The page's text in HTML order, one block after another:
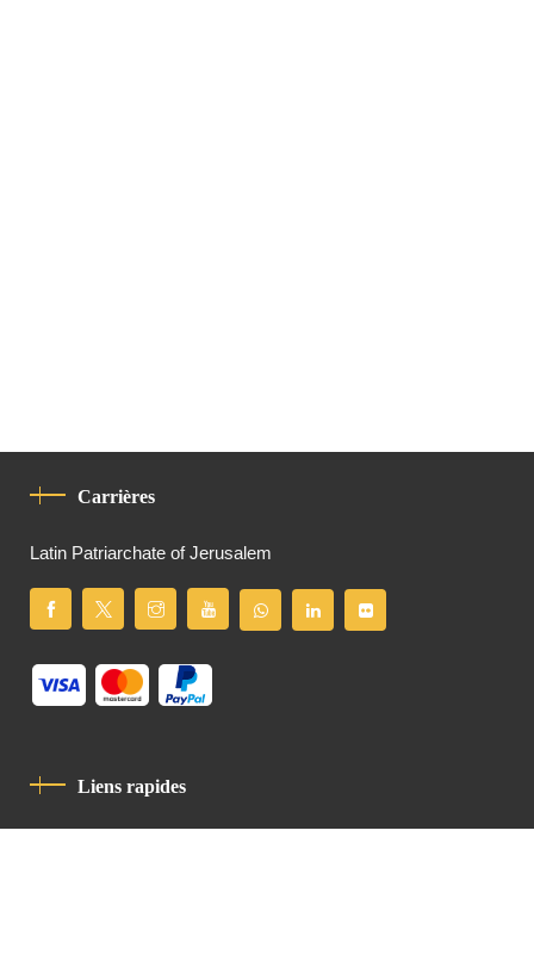
Carrières
Latin Patriarchate of Jerusalem
Liens rapides